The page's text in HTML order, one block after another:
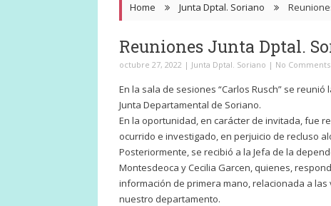
Home Junta Dptal. Soriano
Reuniones Junta Dptal.
octubre 27, 2022 | Junta Dptal. Soriano | No Comments
En la sala de sesiones “Carlos Rusch” se
Junta Departamental de Soriano.
En la oportunidad, en carácter de invitada, fue
ocurrido e investigado, en perjuicio de recluso
Posteriormente, se recibió a la Jefa de la
Montesdeoca y Cecilia Garcen, quienes,
información de primera mano, relacionada a
nuestro departamento.